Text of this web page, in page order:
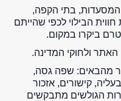
המסעדות, בתי הקפה,
הבילוי לכפי שהייתם
ביקרו במקום.
ולחוקי המדינה.
מהבאים: שפה גסה,
קישורים, אזכור
הגולשים מתבקשים